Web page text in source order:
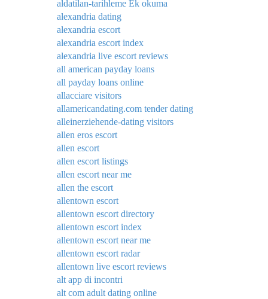
aldatilan-tarihleme Ek okuma
alexandria dating
alexandria escort
alexandria escort index
alexandria live escort reviews
all american payday loans
all payday loans online
allacciare visitors
allamericandating.com tender dating
alleinerziehende-dating visitors
allen eros escort
allen escort
allen escort listings
allen escort near me
allen the escort
allentown escort
allentown escort directory
allentown escort index
allentown escort near me
allentown escort radar
allentown live escort reviews
alt app di incontri
alt com adult dating online